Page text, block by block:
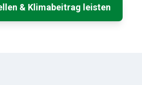
& Klimabeitrag leisten